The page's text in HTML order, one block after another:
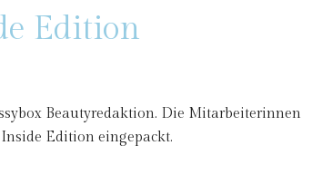
Edition
Beautyredaktion. Die Mitarbeiterinnen
Edition eingepackt.